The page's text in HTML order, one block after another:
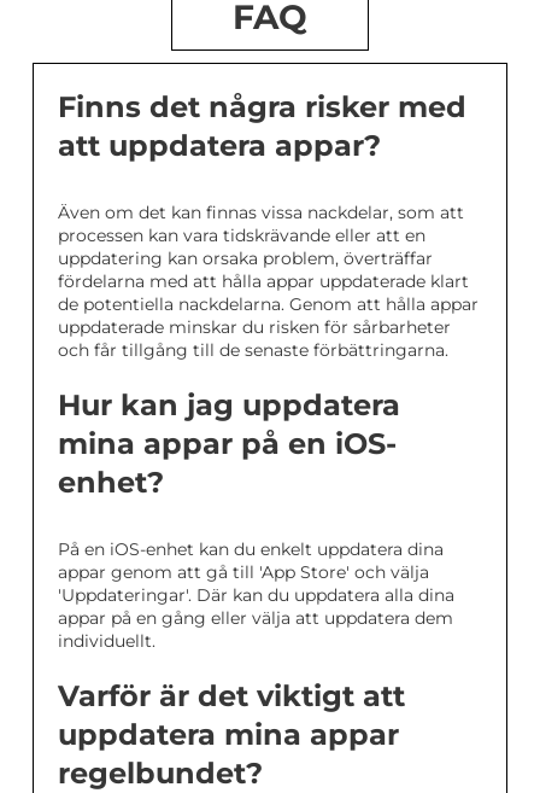
FAQ
Finns det några risker med
att uppdatera appar?
Även om det kan finnas vissa nackdelar, som att
processen kan vara tidskrävande eller att en
uppdatering kan orsaka problem, överträffar
fördelarna med att hålla appar uppdaterade klart
de potentiella nackdelarna. Genom att hålla appar
uppdaterade minskar du risken för sårbarheter
och får tillgång till de senaste förbättringarna.
Hur kan jag uppdatera
mina appar på en iOS-
enhet?
På en iOS-enhet kan du enkelt uppdatera dina
appar genom att gå till 'App Store' och välja
'Uppdateringar'. Där kan du uppdatera alla dina
appar på en gång eller välja att uppdatera dem
individuellt.
Varför är det viktigt att
uppdatera mina appar
regelbundet?